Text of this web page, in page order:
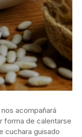
acompañará
forma de calentarse
cuchara guisado